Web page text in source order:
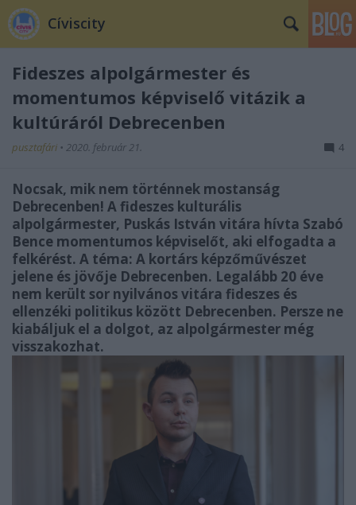
Cíviscity
Fideszes alpolgármester és
momentumos képviselő vitázik a
kultúráról Debrecenben
pusztafári • 2020. február 21. 4
Nocsak, mik nem történnek mostanság
Debrecenben! A fideszes kulturális
alpolgármester, Puskás István vitára hívta Szabó
Bence momentumos képviselőt, aki elfogadta a
felkérést. A téma: A kortárs képzőművészet
jelene és jövője Debrecenben. Legalább 20 éve
nem került sor nyilvános vitára fideszes és
ellenzéki politikus között Debrecenben. Persze ne
kiabáljuk el a dolgot, az alpolgármester még
visszakozhat.